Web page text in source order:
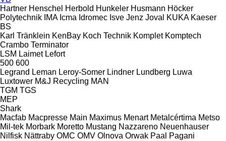
Hartner Henschel Herbold Hunkeler Husmann Höcker
Polytechnik IMA Icma Idromec Isve Jenz Joval KUKA Kaeser
BS
Karl Tränklein KenBay Koch Technik Komplet Komptech
Crambo Terminator
LSM Laimet Lefort
500 600
Legrand Leman Leroy-Somer Lindner Lundberg Luwa
Luxtower M&J Recycling MAN
TGM TGS
MEP
Shark
Macfab Macpresse Main Maximus Menart Metalcértima Metso
Mil-tek Morbark Moretto Mustang Nazzareno Neuenhauser
Nilfisk Nättraby OMC OMV Olnova Orwak Paal
Pagani